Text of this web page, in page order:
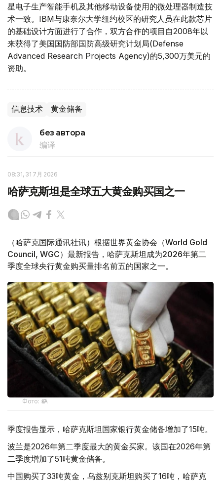
星电子生产智能手机及其他移动设备使用的微处理器制造技
术一致。IBM与康奈尔大学纽约校区的研究人员在此款芯片
的基础设计方面进行了合作，双方合作的项目自2008年以
来获得了美国国防部国防高级研究计划局(Defense
Advanced Research Projects Agency)的5,300万美元的
资助。
信息技术 黄金储备
без автора
编译
08:31, 31 7月 2026
哈萨克斯坦是全球五大黄金购买国之一
（哈萨克国际通讯社讯）根据世界黄金协会（World Gold
Council, WGC）最新报告，哈萨克斯坦成为2026年第二
季度全球央行黄金购买量排名前五的国家之一。
Фото: ӨзА
季度报告显示，哈萨克斯坦国家银行黄金储备增加了15吨。
波兰是2026年第二季度最大的黄金买家。该国在2026年第
二季度增加了51吨黄金储备。
中国购买了33吨黄金，乌兹别克斯坦购买了16吨，哈萨克